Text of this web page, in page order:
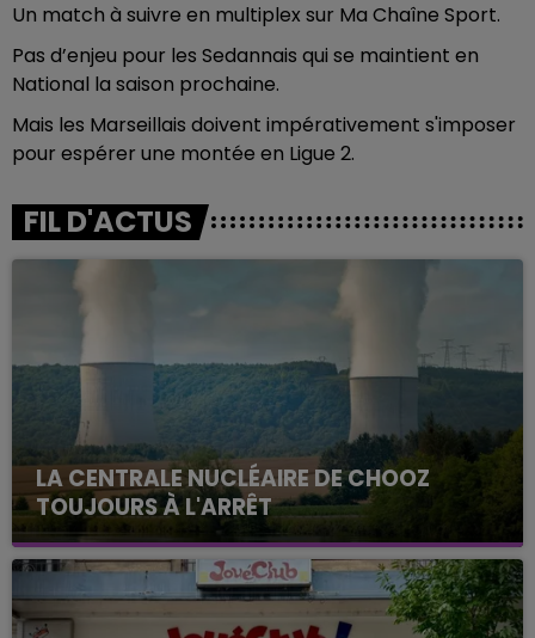
Un match à suivre en multiplex sur Ma Chaîne Sport.
Pas d’enjeu pour les Sedannais qui se maintient en
National la saison prochaine.
Mais les Marseillais doivent impérativement s'imposer
pour espérer une montée en Ligue 2.
FIL D'ACTUS
LA CENTRALE NUCLÉAIRE DE CHOOZ
TOUJOURS À L'ARRÊT
Cela fait déjà une semaine que la centrale
nucléaire ardennaise est à l'arrêt. Une situation
justifiée par la sécheresse intense qui est toujours
présente.